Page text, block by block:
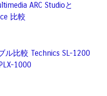
ARC Studioと
比較
ル比較 Technics SL-1200
1000